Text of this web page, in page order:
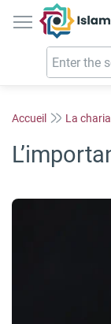
Accueil La charia